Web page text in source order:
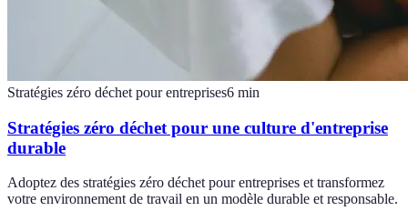
Stratégies zéro déchet pour entreprises6 min
Stratégies zéro déchet pour une culture d'entreprise
durable
Adoptez des stratégies zéro déchet pour entreprises et transformez
votre environnement de travail en un modèle durable et responsable.